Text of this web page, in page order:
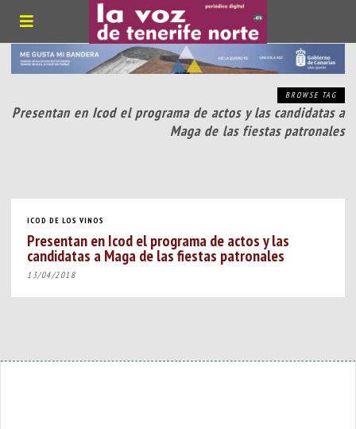
BROWSE TAG
Presentan en Icod el programa de actos y las candidatas a
Maga de las fiestas patronales
ICOD DE LOS VINOS
Presentan en Icod el programa de actos y las
candidatas a Maga de las fiestas patronales
13/04/2018